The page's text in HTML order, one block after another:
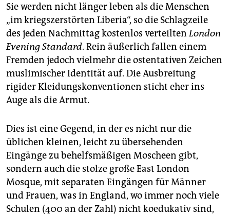
Sie werden nicht länger leben als die Menschen
„im kriegszerstörten Liberia“, so die Schlagzeile
des jeden Nachmittag kostenlos verteiltenLondon
Evening Standard. Rein äußerlich fallen einem
Fremden jedoch vielmehr die ostentativen Zeichen
muslimischer Identität auf. Die Ausbreitung
rigider Kleidungskonventionen sticht eher ins
Auge als die Armut.
Dies ist eine Gegend, in der es nicht nur die
üblichen kleinen, leicht zu übersehenden
Eingänge zu behelfsmäßigen Moscheen gibt,
sondern auch die stolze große East London
Mosque, mit separaten Eingängen für Männer
und Frauen, was in England, wo immer noch viele
Schulen (400 an der Zahl) nicht koedukativ sind,